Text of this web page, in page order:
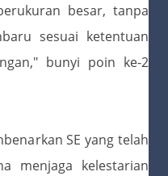
besar, tanpa
sesuai ketentuan
bunyi poin ke-2
SE yang telah
menjaga kelestarian